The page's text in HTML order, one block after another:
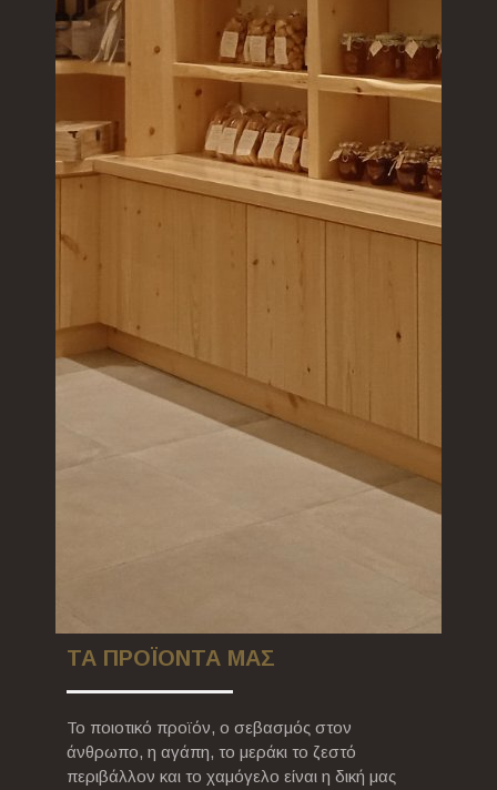
ΤΑ ΠΡΟΪΟΝΤΑ ΜΑΣ
Το ποιοτικό προϊόν, ο σεβασμός στον
άνθρωπο, η αγάπη, το μεράκι το ζεστό
περιβάλλον και το χαμόγελο είναι η δική μας